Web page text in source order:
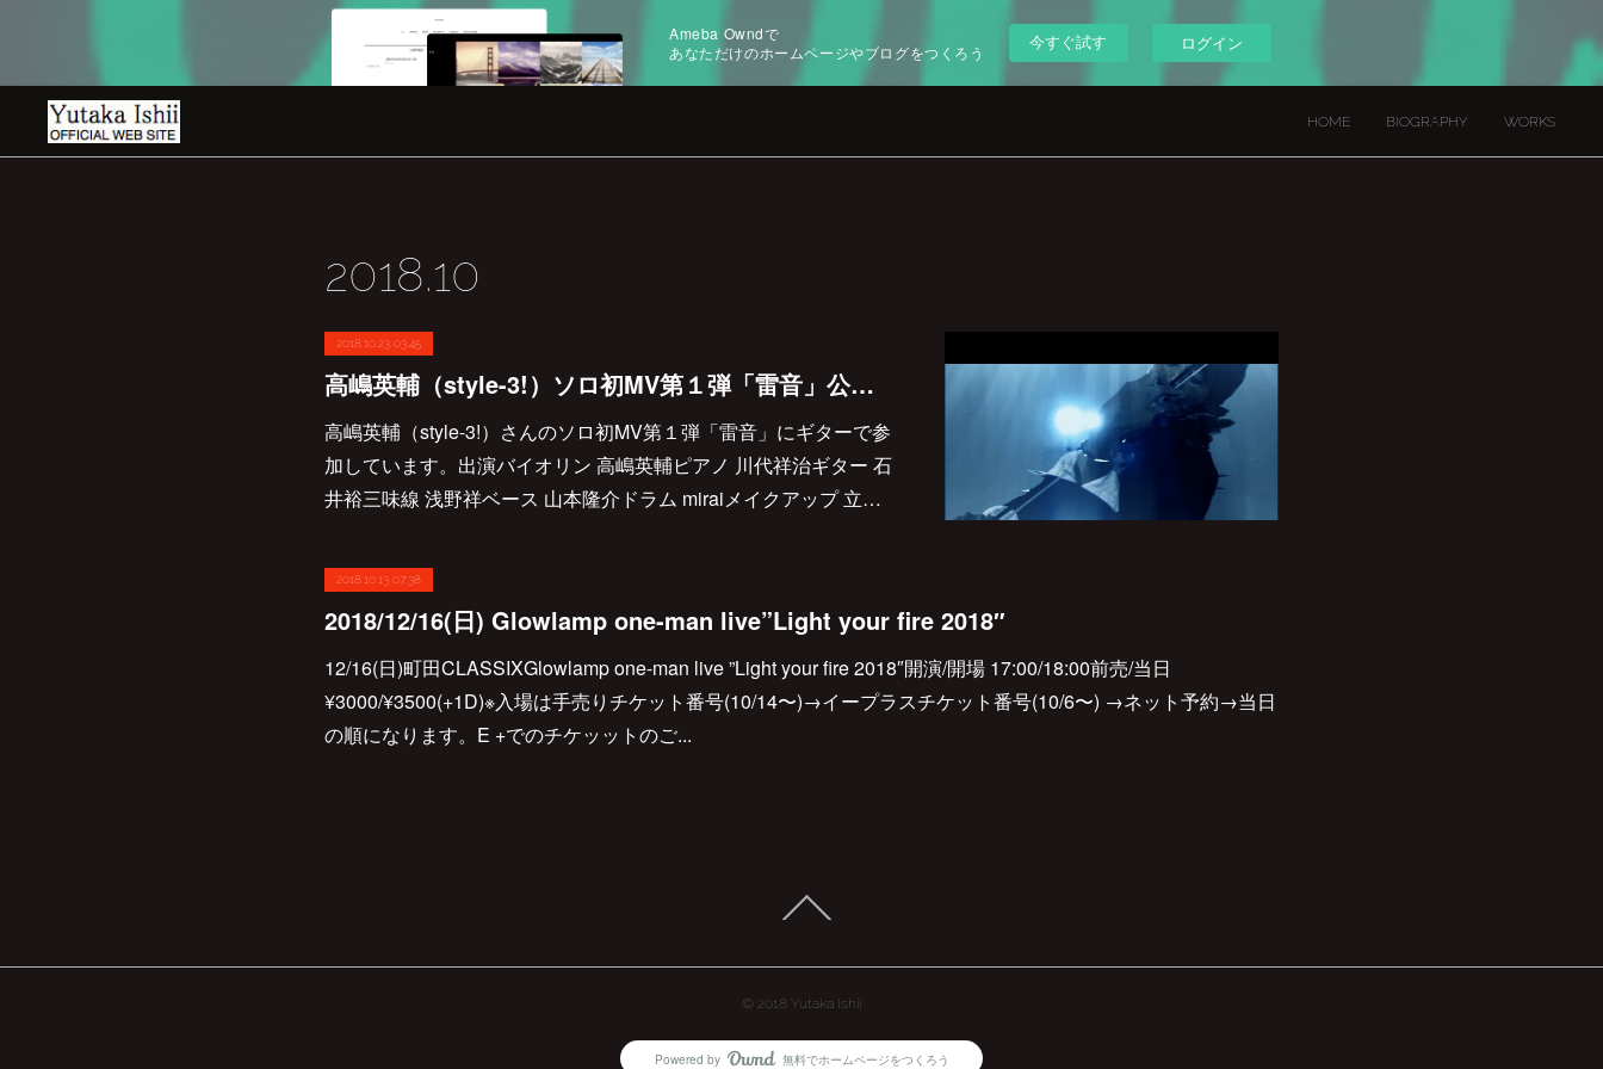
Ameba Owndで
あなただけのホームページやブログをつくろう
今すぐ試す ログイン
HOME BIOGRAPHY WORKS
2018.10
2018.10.23 03:45
高嶋英輔（style-3!）ソロ初MV第１弾「雷音」公開！
高嶋英輔（style-3!）さんのソロ初MV第１弾「雷音」にギターで参
加しています。出演バイオリン 高嶋英輔ピアノ 川代祥治ギター 石
井裕三味線 浅野祥ベース 山本隆介ドラム miraiメイクアップ 立…
2018.10.13 07:38
2018/12/16(日) Glowlamp one-man live”Light your fire 2018″
12/16(日)町田CLASSIXGlowlamp one-man live ”Light your fire 2018″開演/開場 17:00/18:00前売/当日
¥3000/¥3500(+1D)※入場は手売りチケット番号(10/14〜)→イープラスチケット番号(10/6〜) →ネット予約→当日
の順になります。E +でのチケッットのご...
© 2018 Yutaka Ishii
Powered by 無料でホームページをつくろう